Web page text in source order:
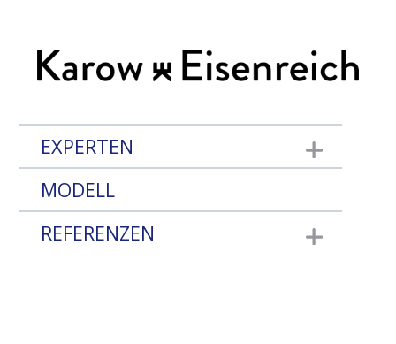
EXPERTEN Show submenu
MODELL
REFERENZEN
Show submenu